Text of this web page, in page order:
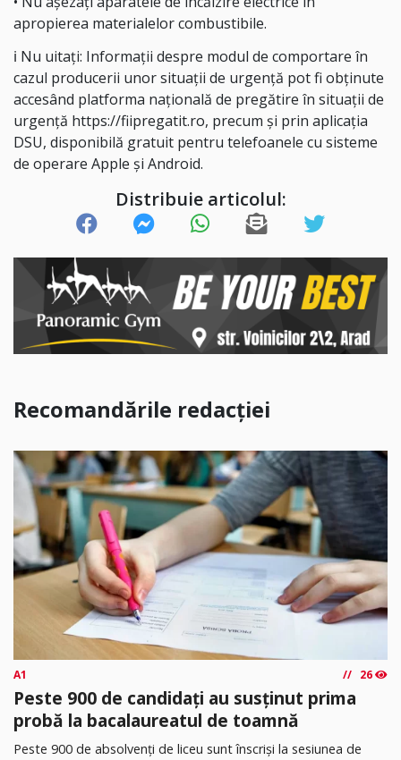
apropierea materialelor combustibile.
ℹ Nu uitați: Informații despre modul de comportare în
cazul producerii unor situații de urgență pot fi obținute
accesând platforma națională de pregătire în situații de
urgență https://fiipregatit.ro, precum și prin aplicația
DSU, disponibilă gratuit pentru telefoanele cu sisteme
de operare Apple și Android.
Distribuie articolul:
Recomandările redacției
A1 26
Peste 900 de candidați au susținut prima
probă la bacalaureatul de toamnă
Peste 900 de absolvenți de liceu sunt înscriși la sesiunea de